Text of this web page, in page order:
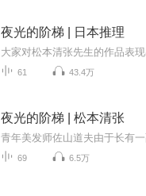
夜光的阶梯 | 日本推理
61 43.4万
夜光的阶梯 | 松本清张
69 6.5万